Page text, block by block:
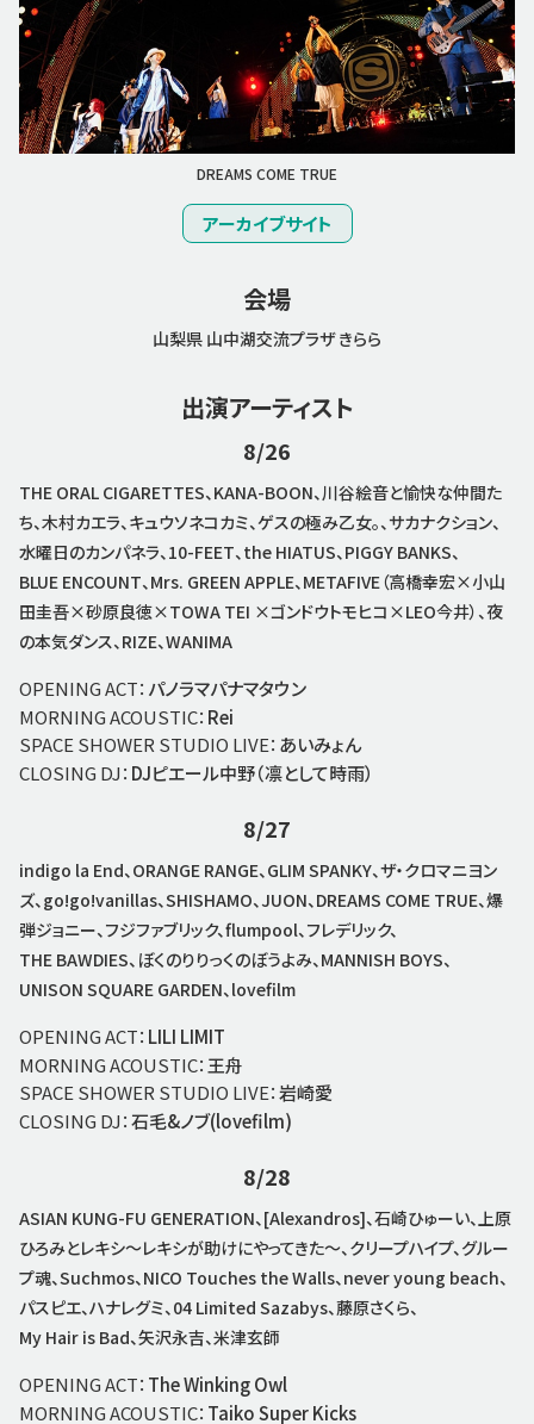
DREAMS COME TRUE
アーカイブサイト
会場
山梨県 山中湖交流プラザ きらら
出演アーティスト
8/26
THE ORAL CIGARETTES、KANA-BOON、川谷絵音と愉快な仲間た
ち、木村カエラ、キュウソネコカミ、ゲスの極み乙女。、サカナクション、
水曜日のカンパネラ、10-FEET、the HIATUS、PIGGY BANKS、
BLUE ENCOUNT、Mrs. GREEN APPLE、METAFIVE（高橋幸宏×小山
田圭吾×砂原良徳×TOWA TEI ×ゴンドウトモヒコ×LEO今井）、夜
の本気ダンス、RIZE、WANIMA
OPENING ACT： パノラマパナマタウン
MORNING ACOUSTIC： Rei
SPACE SHOWER STUDIO LIVE： あいみょん
CLOSING DJ： DJピエール中野（凛として時雨）
8/27
indigo la End、ORANGE RANGE、GLIM SPANKY、ザ・クロマニヨン
ズ、go!go!vanillas、SHISHAMO、JUON、DREAMS COME TRUE、爆
弾ジョニー、フジファブリック、flumpool、フレデリック、
THE BAWDIES、ぼくのりりっくのぼうよみ、MANNISH BOYS、
UNISON SQUARE GARDEN、lovefilm
OPENING ACT： LILI LIMIT
MORNING ACOUSTIC： 王舟
SPACE SHOWER STUDIO LIVE：岩崎愛
CLOSING DJ：石毛&ノブ(lovefilm)
8/28
ASIAN KUNG-FU GENERATION、[Alexandros]、石崎ひゅーい、上原
ひろみとレキシ～レキシが助けにやってきた～、クリープハイプ、グルー
プ魂、Suchmos、NICO Touches the Walls、never young beach、
パスピエ、ハナレグミ、04 Limited Sazabys、藤原さくら、
My Hair is Bad、矢沢永吉、米津玄師
OPENING ACT： The Winking Owl
MORNING ACOUSTIC： Taiko Super Kicks